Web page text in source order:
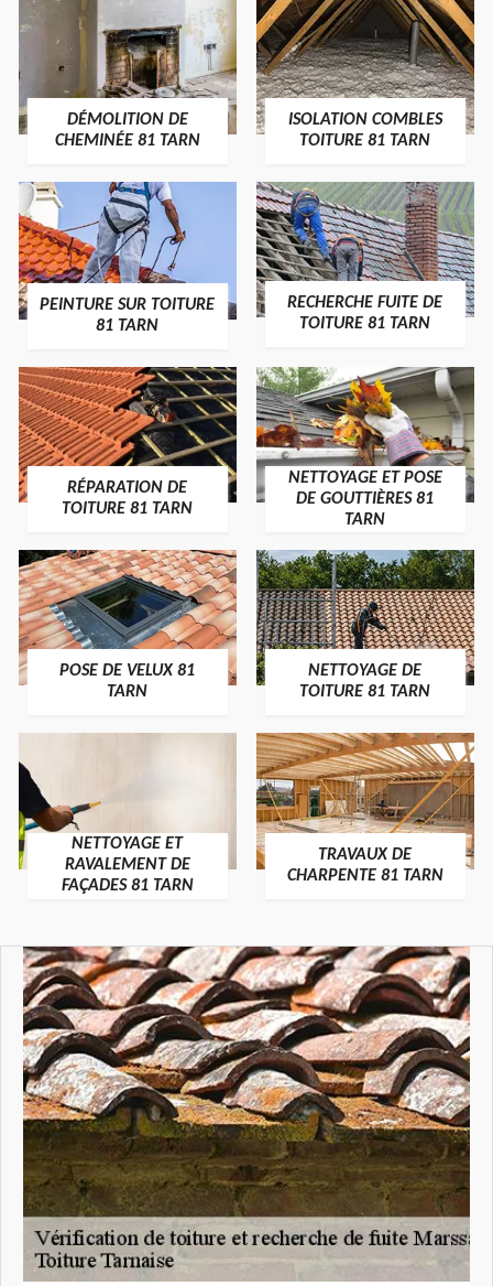
DÉMOLITION DE
CHEMINÉE 81 TARN
ISOLATION COMBLES
TOITURE 81 TARN
PEINTURE SUR TOITURE
81 TARN
RECHERCHE FUITE DE
TOITURE 81 TARN
RÉPARATION DE
TOITURE 81 TARN
NETTOYAGE ET POSE
DE GOUTTIÈRES 81
TARN
POSE DE VELUX 81
TARN
NETTOYAGE DE
TOITURE 81 TARN
NETTOYAGE ET
RAVALEMENT DE
FAÇADES 81 TARN
TRAVAUX DE
CHARPENTE 81 TARN